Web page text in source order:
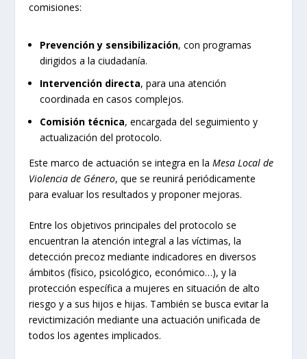
comisiones:
Prevención y sensibilización, con programas
dirigidos a la ciudadanía.
Intervención directa, para una atención
coordinada en casos complejos.
Comisión técnica, encargada del seguimiento y
actualización del protocolo.
Este marco de actuación se integra en laMesa Local de
Violencia de Género, que se reunirá periódicamente
para evaluar los resultados y proponer mejoras.
Entre los objetivos principales del protocolo se
encuentran la atención integral a las víctimas, la
detección precoz mediante indicadores en diversos
ámbitos (físico, psicológico, económico…), y la
protección específica a mujeres en situación de alto
riesgo y a sus hijos e hijas. También se busca evitar la
revictimización mediante una actuación unificada de
todos los agentes implicados.